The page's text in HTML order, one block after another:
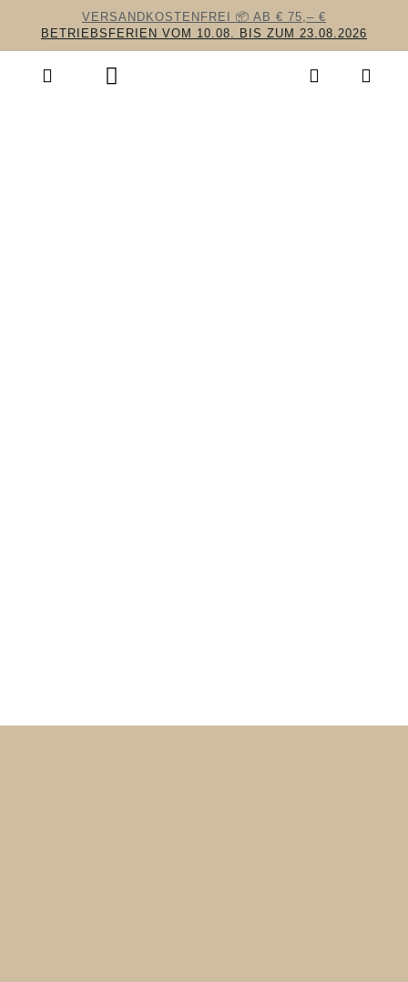
VERSANDKOSTENFREI 📦 AB € 75,– €
BETRIEBSFERIEN VOM 10.08. BIS ZUM 23.08.2026